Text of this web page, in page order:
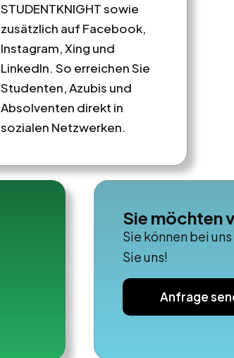
STUDENTKNIGHT sowie
zusätzlich auf Facebook,
Instagram, Xing und
LinkedIn. So erreichen Sie
Studenten, Azubis und
Absolventen direkt in
sozialen Netzwerken.
Sie möchten
Sie können bei
Sie uns!
Anfrage